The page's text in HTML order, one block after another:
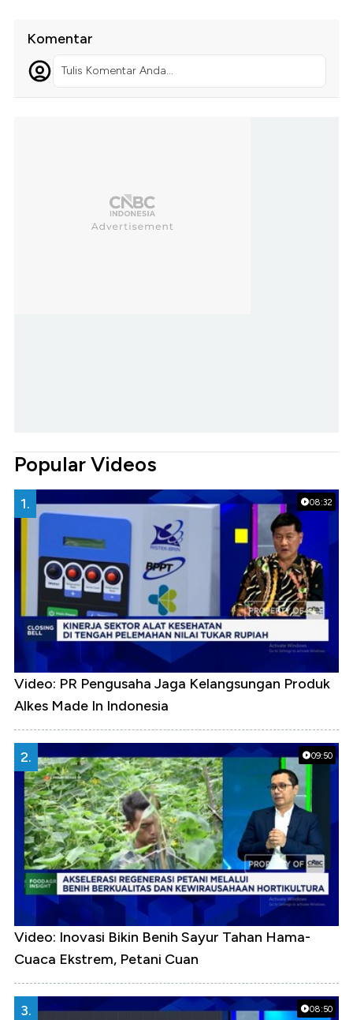
Komentar
Tulis Komentar Anda...
Popular Videos
08:32
1.
Video: PR Pengusaha Jaga Kelangsungan Produk
Alkes Made In Indonesia
09:50
2.
Video: Inovasi Bikin Benih Sayur Tahan Hama-
Cuaca Ekstrem, Petani Cuan
08:50
3.